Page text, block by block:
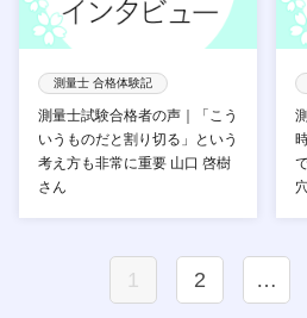
測量士 合格体験記
測量士試験合格者の声｜「こう
いうものだと割り切る」という
考え方も非常に重要 山口 啓樹
さん
1 2 …